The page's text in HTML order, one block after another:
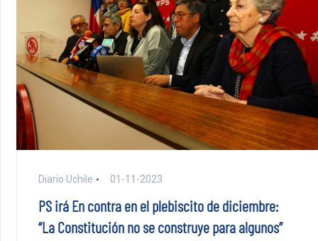
Diario Uchile 01-11-2023
PS irá En contra en el plebiscito de diciembre:
“La Constitución no se construye para algunos”